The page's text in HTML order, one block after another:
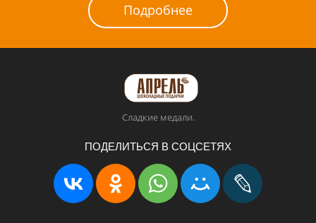
Подробнее
Сладкие медали.
ПОДЕЛИТЬСЯ В СОЦСЕТЯХ